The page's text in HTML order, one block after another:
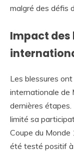
malgré des défis
Impact des
Les blessures
internationale de
dernières
limité sa
Coupe du Monde
été testé positif